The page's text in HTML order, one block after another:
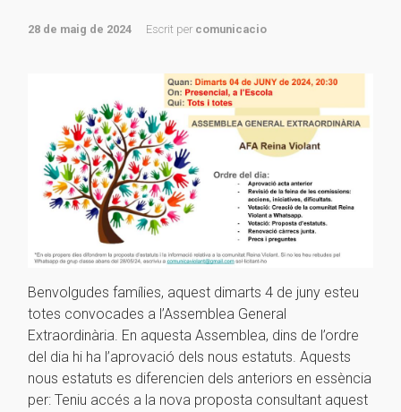
28 de maig de 2024 Escrit per comunicacio
Benvolgudes famílies, aquest dimarts 4 de juny esteu
totes convocades a l’Assemblea General
Extraordinària. En aquesta Assemblea, dins de l’ordre
del dia hi ha l’aprovació dels nous estatuts. Aquests
nous estatuts es diferencien dels anteriors en essència
per: Teniu accés a la nova proposta consultant aquest